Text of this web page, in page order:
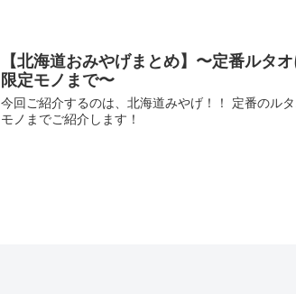
【北海道おみやげまとめ】〜定番ルタ
限定モノまで〜
今回ご紹介するのは、北海道みやげ！！ 定番のル
モノまでご紹介します！